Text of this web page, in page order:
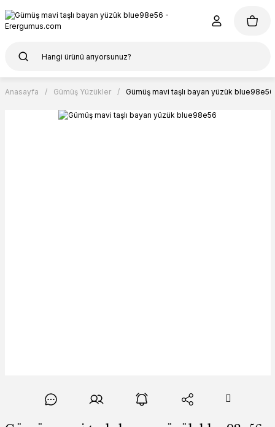
Anasayfa Gümüş Yüzükler Gümüş mavi taşlı bayan yüzük blue98e56